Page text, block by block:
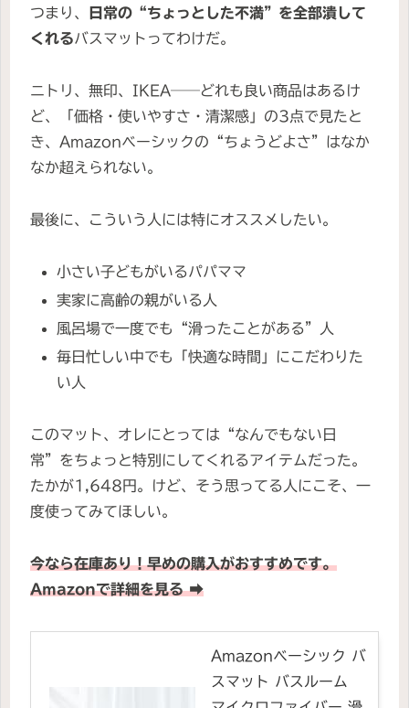
つまり、
日常の“ちょっとした不満”を全部潰して
くれるバスマットってわけだ。
ニトリ、無印、IKEA──どれも良い商品はあるけ
ど、「価格・使いやすさ・清潔感」の3点で見たと
き、Amazonベーシックの“ちょうどよさ”はなか
なか超えられない。
最後に、こういう人には特にオススメしたい。
小さい子どもがいるパパママ
実家に高齢の親がいる人
風呂場で一度でも“滑ったことがある”人
毎日忙しい中でも「快適な時間」にこだわりた
い人
このマット、オレにとっては“なんでもない日
常”をちょっと特別にしてくれるアイテムだった。
たかが1,648円。けど、そう思ってる人にこそ、一
度使ってみてほしい。
今なら在庫あり！早めの購入がおすすめです。
Amazonで詳細を見る ➡
Amazonベーシック バ
スマット バスルーム